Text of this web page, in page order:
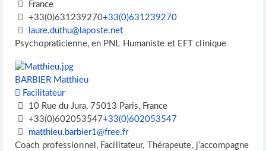
France
+33(0)631239270+33(0)631239270
laure.duthu@laposte.net
Psychopraticienne, en PNL Humaniste et EFT clinique
BARBIER Matthieu
Facilitateur
10 Rue du Jura, 75013 Paris, France
+33(0)602053547+33(0)602053547
matthieu.barbier1@free.fr
Coach professionnel, Facilitateur, Thérapeute, j’accompagne